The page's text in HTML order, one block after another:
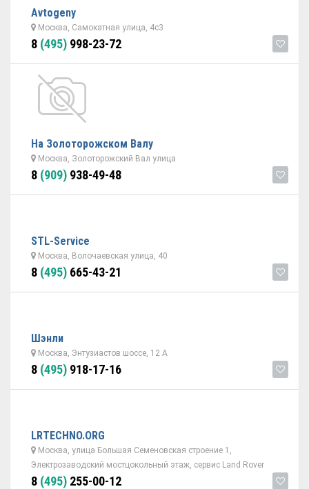
Avtogeny
Москва, Самокатная улица, 4с3
8 (495) 998-23-72
На Золоторожском Валу
Москва, Золоторожский Вал улица
8 (909) 938-49-48
STL-Service
Москва, Волочаевская улица, 40
8 (495) 665-43-21
Шэнли
Москва, Энтузиастов шоссе, 12 А
8 (495) 918-17-16
LRTECHNO.ORG
Москва, улица Большая Семеновская строение 1,
Электрозаводский мостцокольный этаж, сервис Land Rover
8 (495) 255-00-12